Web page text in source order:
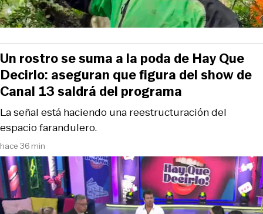
hace 36 min
La señal está haciendo una reestructuración del
espacio farandulero.
Un rostro se suma a la poda de Hay Que
Decirlo: aseguran que figura del show de
Canal 13 saldrá del programa